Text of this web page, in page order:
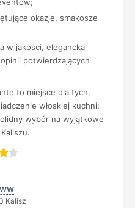
okazje, smakosze
w jakości, elegancka
potwierdzających
to miejsce dla tych,
włoskiej kuchni:
wybór na wyjątkowe
Kalisz